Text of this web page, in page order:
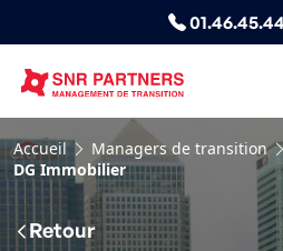
Accueil Managers de transition
DG Immobilier
Retour